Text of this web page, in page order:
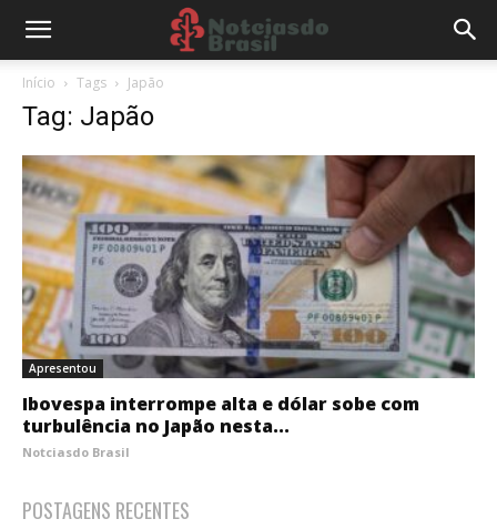
Início Tags Japão
Tag: Japão
Apresentou
Ibovespa interrompe alta e dólar sobe com
turbulência no Japão nesta...
Notciasdo Brasil
POSTAGENS RECENTES